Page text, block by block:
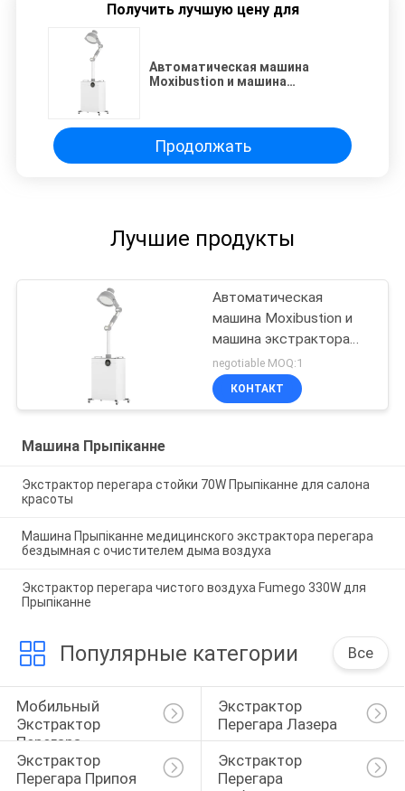
Получить лучшую цену для
Автоматическая машина
Moxibustion и машина
Продолжать
Лучшие продукты
Автоматическая
машина Moxibustion и
машина экстрактора
перегара
интегрированная
negotiable MOQ:1
КОНТАКТ
Машина Прыпіканне
Экстрактор перегара стойки 70W Прыпіканне для салона
красоты
Машина Прыпіканне медицинского экстрактора перегара
бездымная с очистителем дыма воздуха
Экстрактор перегара чистого воздуха Fumego 330W для
Прыпіканне
Популярные категории Все
Мобильный
Экстрактор
Перегара
Экстрактор
Перегара Лазера
Экстрактор
Перегара Припоя
Экстрактор
Перегара